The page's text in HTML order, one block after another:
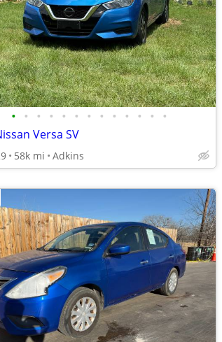
• • • • • • • • • • • • •
Versa SV
58k mi Adkins